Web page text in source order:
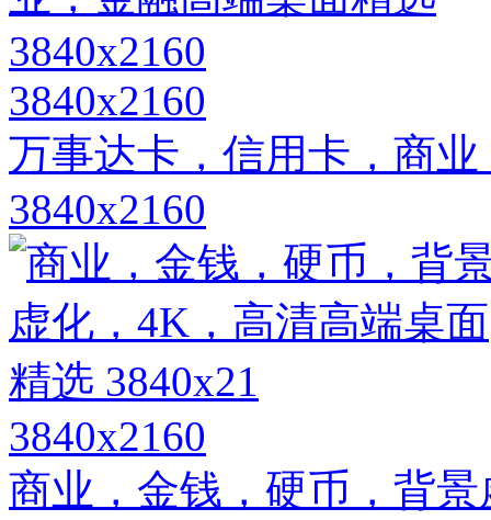
3840x2160
万事达卡，信用卡，商
3840x2160
3840x2160
商业，金钱，硬币，背